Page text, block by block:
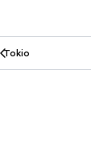
Tokio